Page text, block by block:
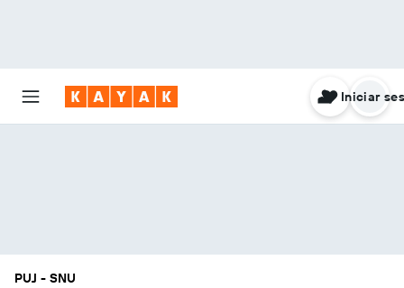
Iniciar
PUJ - SNU